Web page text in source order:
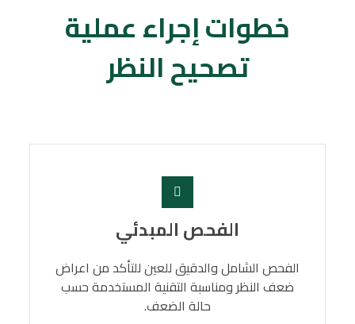
خطوات إجراء عملية
تصحيح النظر
الفحص المبدئي
الفحص الشامل والدقيق للعين للتأكد من اعراض
ضعف النظر ومناسبة التقنية المستخدمة حسب
حالة الضعف.